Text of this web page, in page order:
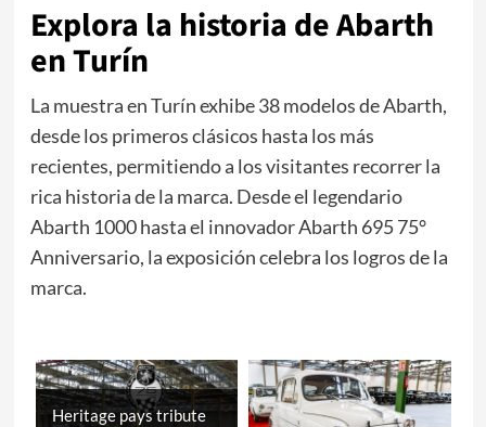
Explora la historia de Abarth
en Turín
La muestra en Turín exhibe 38 modelos de Abarth,
desde los primeros clásicos hasta los más
recientes, permitiendo a los visitantes recorrer la
rica historia de la marca. Desde el legendario
Abarth 1000 hasta el innovador Abarth 695 75°
Anniversario, la exposición celebra los logros de la
marca.
Heritage pays tribute